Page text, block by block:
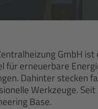
GmbH
für erneuerbare
Dahinter stecken
Werkzeuge.
Base.